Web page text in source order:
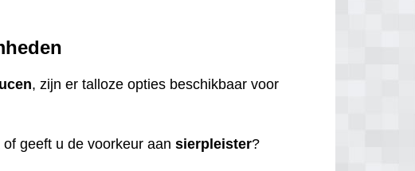
, zijn er talloze opties beschikbaar voor
of geeft u de voorkeur aansierpleister?